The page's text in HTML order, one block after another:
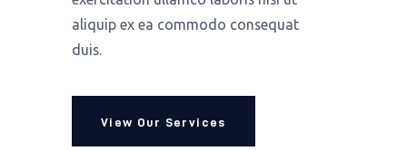
aliquip ex ea commodo consequat
duis.
View Our Services